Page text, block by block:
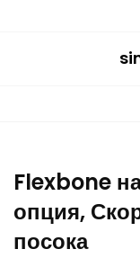
Flexbone
опция,
посока